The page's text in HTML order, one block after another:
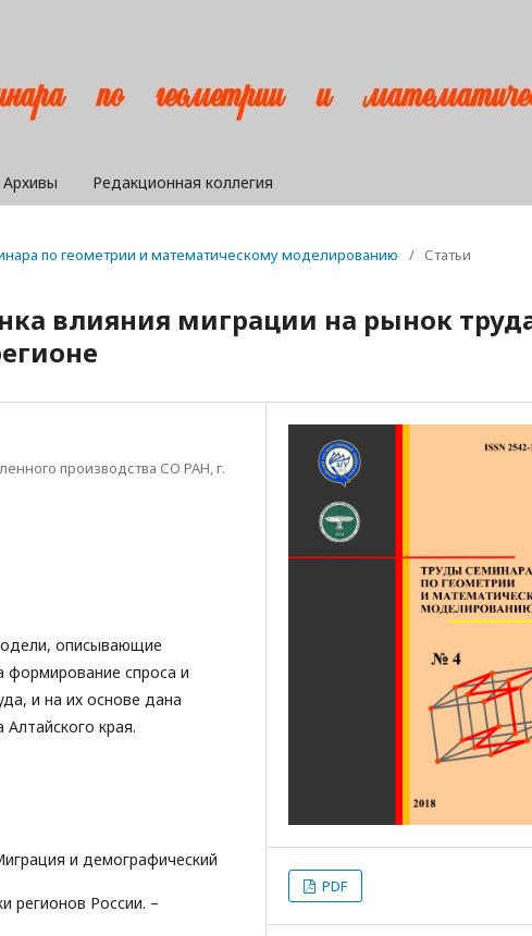
Архивы Редакционная коллегия
по геометрии и математическому моделированию / Статьи
влияния миграции на рынок
производства СО РАН, г.
описывающие
формирование спроса и
и на их основе дана
края.
и демографический
регионов России. –
PDF